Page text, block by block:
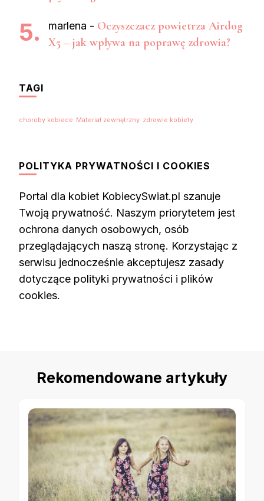
marlena - Oczyszczacz powietrza Airdog
X5 – jak wpływa na poprawę zdrowia?
TAGI
choroby kobiece Materiał zewnętrzny zdrowie kobiety
POLITYKA PRYWATNOŚCI I COOKIES
Portal dla kobiet KobiecySwiat.pl szanuje
Twoją prywatność. Naszym priorytetem jest
ochrona danych osobowych, osób
przeglądających naszą stronę. Korzystając z
serwisu jednocześnie akceptujesz zasady
dotyczące polityki prywatności i plików
cookies.
Rekomendowane artykuły